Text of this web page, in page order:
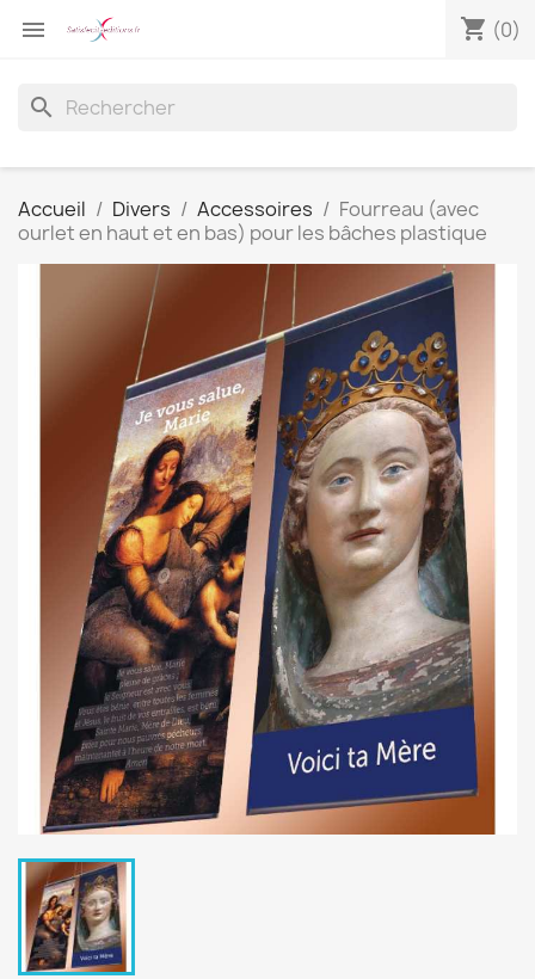
 shopping_cart (0)
search
Accueil Divers Accessoires
Fourreau (avec
ourlet en haut et en bas) pour les bâches plastique